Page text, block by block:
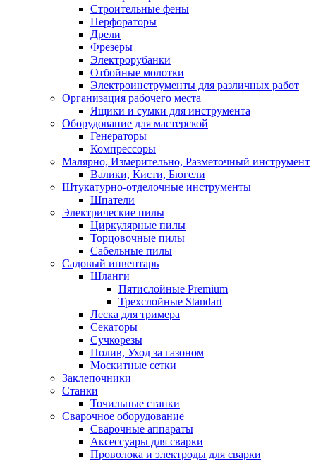
Строительные фены
Перфораторы
Дрели
Фрезеры
Электрорубанки
Отбойные молотки
Электроинструменты для различных работ
Организация рабочего места
Ящики и сумки для инструмента
Оборудование для мастерской
Генераторы
Компрессоры
Малярно, Измерительно, Разметочный инструмент
Валики, Кисти, Бюгели
Штукатурно-отделочные инструменты
Шпатели
Электрические пилы
Циркулярные пилы
Торцовочные пилы
Сабельные пилы
Садовый инвентарь
Шланги
Пятислойные Premium
Трехслойные Standart
Леска для тримера
Секаторы
Сучкорезы
Полив, Уход за газоном
Москитные сетки
Заклепочники
Станки
Точильные станки
Сварочное оборудование
Сварочные аппараты
Аксессуары для сварки
Проволока и электроды для сварки